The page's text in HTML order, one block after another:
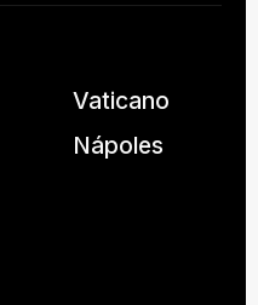
Vaticano
Nápoles